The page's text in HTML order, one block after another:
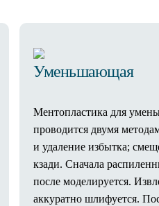
Уменьшающая
Ментопластика для
проводится двумя
и удаление избытка;
кзади. Сначала
после моделируется.
аккуратно шлифуется.